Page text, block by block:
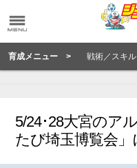
育成メニュー > 戦術／スキル
5/24･28大宮のア
たび埼玉博覧会」